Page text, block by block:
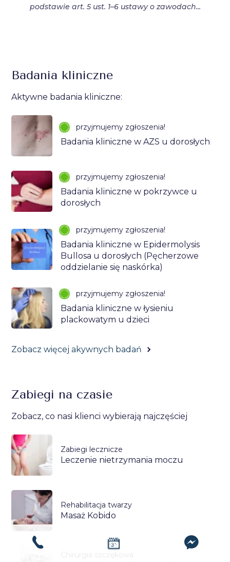
podstawie art. 5 ust. 1–6 ustawy o zawodach...
Badania kliniczne
Aktywne badania kliniczne:
przyjmujemy zgłoszenia!
Badania kliniczne w AZS u dorosłych
przyjmujemy zgłoszenia!
Badania kliniczne w pokrzywce u
dorosłych
przyjmujemy zgłoszenia!
Badania kliniczne w Epidermolysis
Bullosa u dorosłych (Pęcherzowe
oddzielanie się naskórka)
przyjmujemy zgłoszenia!
Badania kliniczne w łysieniu
plackowatym u dzieci
Zobacz więcej akywnych badań
Zabiegi na czasie
Zobacz, co nasi klienci wybierają najczęściej
Zabiegi lecznicze
Leczenie nietrzymania moczu
Rehabilitacja twarzy
Masaż Kobido